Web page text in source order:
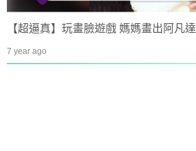
【超逼真】玩畫臉遊戲 媽媽畫出阿凡達
7 year ago